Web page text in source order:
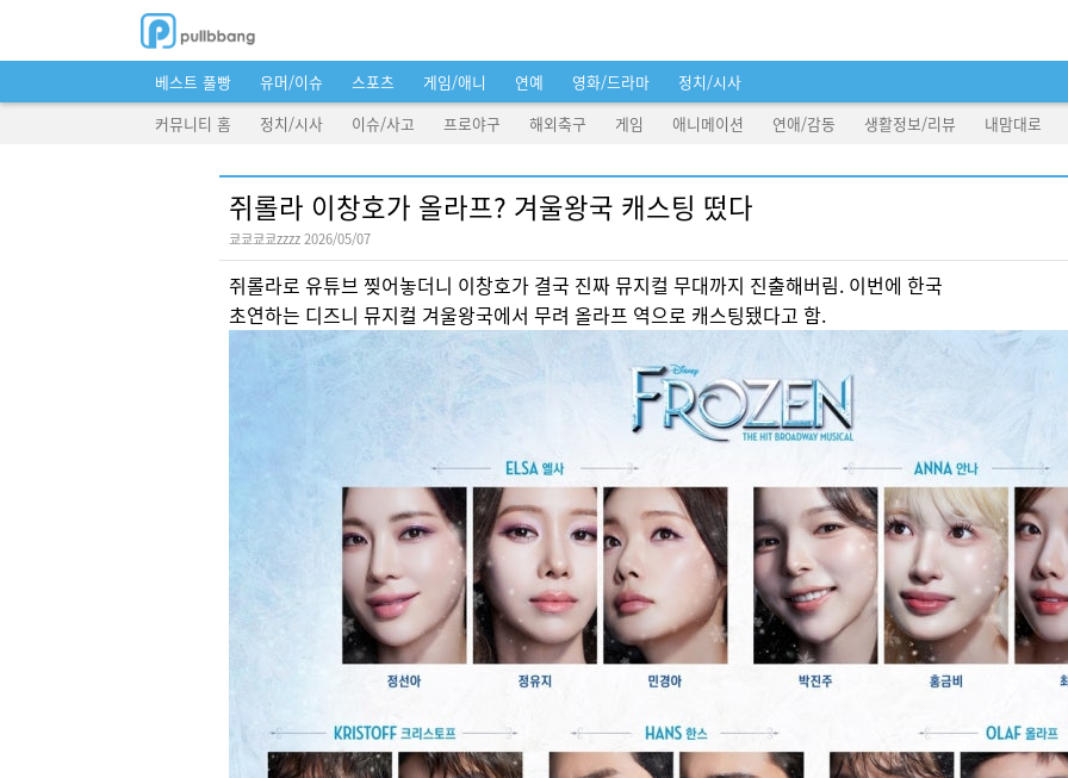
베스트 풀빵 유머/이슈 스포츠 게임/애니 연예 영화/드라마
정치/시사
커뮤니티 홈
정치/시사 이슈/사고 프로야구 해외축구 게임 애니메이션 연애/감동 생활정보/리뷰 내맘대로
쥐롤라 이창호가 올라프? 겨울왕국 캐스팅 떴다
쿄쿄쿄쿄zzzz 2026/05/07
쥐롤라로 유튜브 찢어놓더니 이창호가 결국 진짜 뮤지컬 무대까지 진출해버림. 이번에 한국
초연하는 디즈니 뮤지컬 겨울왕국에서 무려 올라프 역으로 캐스팅됐다고 함.